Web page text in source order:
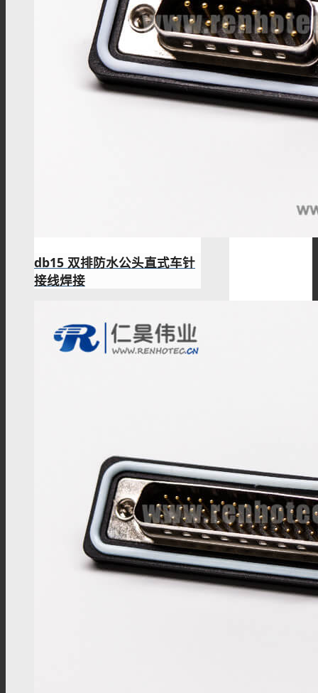
db15 双排防水公头直式车针
接线焊接